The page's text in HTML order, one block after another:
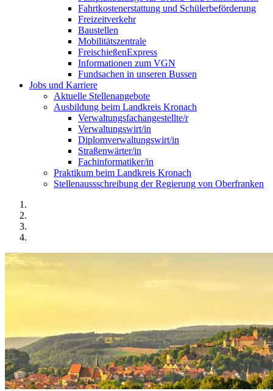
Fahrtkostenerstattung und Schülerbeförderung
Freizeitverkehr
Baustellen
Mobilitätszentrale
FreischießenExpress
Informationen zum VGN
Fundsachen in unseren Bussen
Jobs und Karriere
Aktuelle Stellenangebote
Ausbildung beim Landkreis Kronach
Verwaltungsfachangestellte/r
Verwaltungswirt/in
Diplomverwaltungswirt/in
Straßenwärter/in
Fachinformatiker/in
Praktikum beim Landkreis Kronach
Stellenaussschreibung der Regierung von Oberfranken